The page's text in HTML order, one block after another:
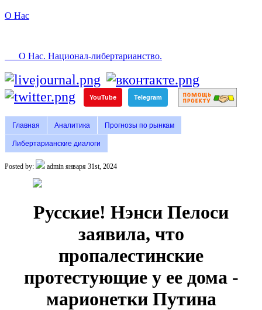
О Нас
О Нас. Национал-либертарианство.
YouTube Telegram
Главная Аналитика Прогнозы по рынкам
Либертарианские диалоги
Posted by: admin января 31st, 2024
Русские! Нэнси Пелоси
заявила, что
пропалестинские
протестующие у ее дома -
марионетки Путина